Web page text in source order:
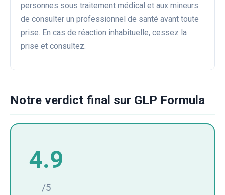
personnes sous traitement médical et aux mineurs
de consulter un professionnel de santé avant toute
prise. En cas de réaction inhabituelle, cessez la
prise et consultez.
Notre verdict final sur GLP Formula
4.9
/5